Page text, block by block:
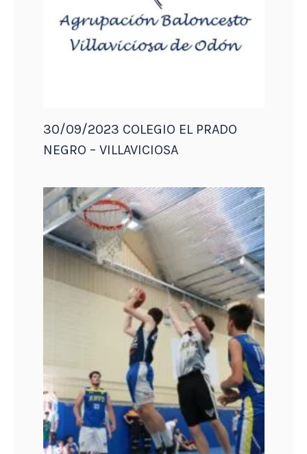
30/09/2023 COLEGIO EL PRADO
NEGRO – VILLAVICIOSA